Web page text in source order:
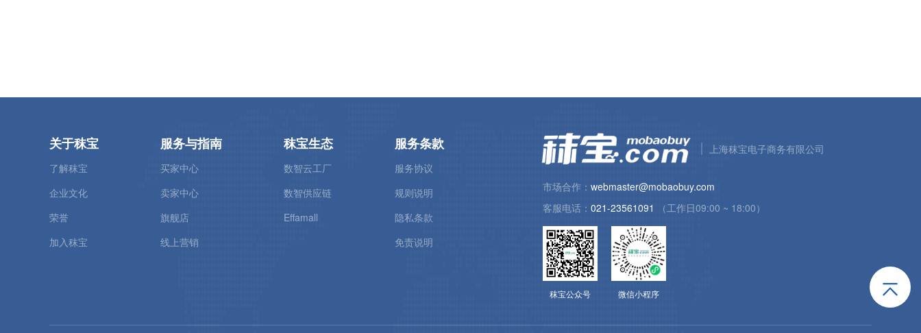
关于秣宝
了解秣宝
企业文化
荣誉
加入秣宝
服务与指南
买家中心
卖家中心
旗舰店
线上营销
秣宝生态
数智云工厂
数智供应链
Effamall
服务条款
服务协议
规则说明
隐私条款
免责说明
上海秣宝电子商务有限公司
市场合作： webmaster@mobaobuy.com
客服电话： 021-23561091 （工作日09:00 ~ 18:00）
秣宝公众号 微信小程序